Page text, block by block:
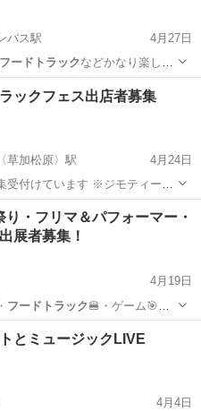
パス駅
4月27日
フードトラック などかなり楽しめ
駅 コンサート/ショー
ックフェス出店者募集
草加松原〉駅
4月24日
受付けています ※ジモティーの
応募、詳細はインスタトップ
加松原〉駅 地域/お祭り
り・フリマ＆パフォーマー・
展者募集！
4月19日
フードトラック🍔・ゲーム🎯・
地域/お祭り パフォーマー
とミュージックLIVE
4月4日